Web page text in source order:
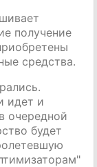
получение
средства.
идет и
очередной
будет